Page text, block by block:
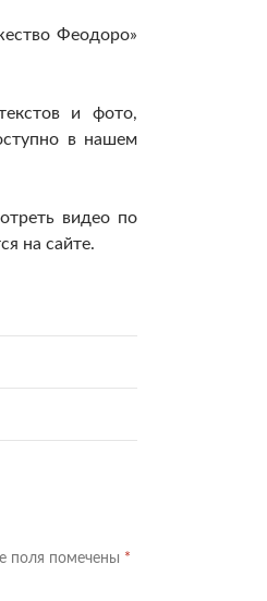
Феодоро»
и фото,
в нашем
видео по
на сайте.
поля помечены *